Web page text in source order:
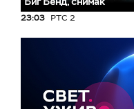
23:03 РТС 2